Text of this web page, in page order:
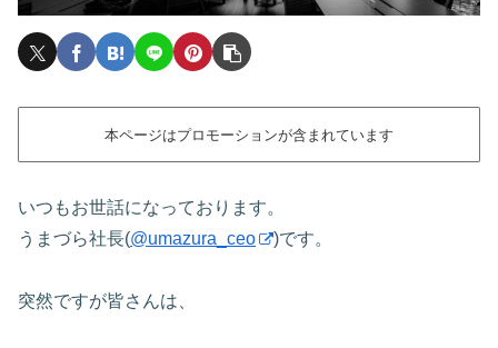
本ページはプロモーションが含まれています
いつもお世話になっております。
うまづら社長(@umazura_ceo )です。
突然ですが皆さんは、